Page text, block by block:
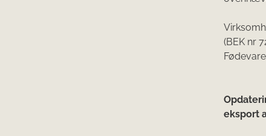
(BEK nr
eksport